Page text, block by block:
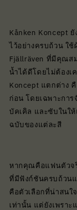
Kånken Koncept
ไว้อย่างครบถ้วน ใช้
Fjällräven ที่มีคุณส
น้ำได้ดีโดยไม่ต้องเ
Koncept แตกต่าง
ก่อน โดยเฉพาะกา
บัคเคิล และซับในใ
ฉบับของแต่ละสี
หากคุณคือแฟนตัวจริ
ที่มีฟังก์ชันครบถ้วน
คือตัวเลือกที่น่าสนใ
เท่านั้น แต่ยังเพราะ